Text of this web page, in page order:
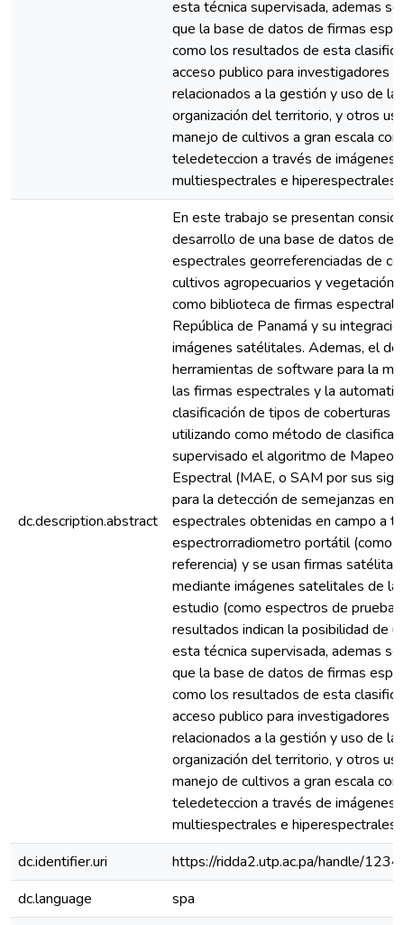
esta técnica supervisada, ademas
que la base de datos de firmas
como los resultados de esta
acceso publico para investigadores
relacionados a la gestión y uso de la
organización del territorio, y otros
manejo de cultivos a gran escala
teledeteccion a través de imágenes
multiespectrales e hiperespectrales
dc.description.abstract
En este trabajo se presentan
desarrollo de una base de datos de
espectrales georreferenciadas de
cultivos agropecuarios y vegetación
como biblioteca de firmas
República de Panamá y su
imágenes satélitales. Ademas, el
herramientas de software para la
las firmas espectrales y la
clasificación de tipos de coberturas
utilizando como método de
supervisado el algoritmo de Mapeo
Espectral (MAE, o SAM por sus
para la detección de semejanzas
espectrales obtenidas en campo a
espectrorradiometro portátil (como
referencia) y se usan firmas
mediante imágenes satelitales de
estudio (como espectros de
resultados indican la posibilidad de
esta técnica supervisada, ademas
que la base de datos de firmas
como los resultados de esta
acceso publico para investigadores
relacionados a la gestión y uso de la
organización del territorio, y otros
manejo de cultivos a gran escala
teledeteccion a través de imágenes
multiespectrales e hiperespectrales
dc.identifier.uri
https://ridda2.utp.ac.pa/handle/
dc.language
spa